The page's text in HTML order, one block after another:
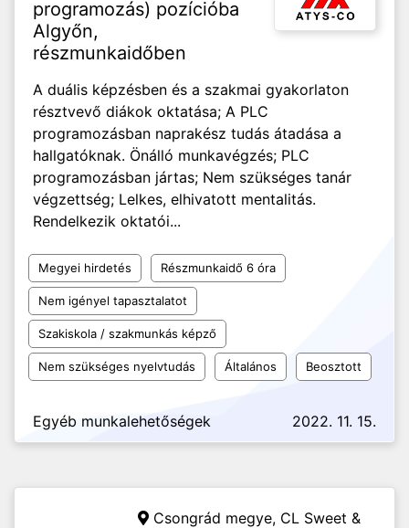
programozás) pozícióba
Algyőn,
részmunkaidőben
A duális képzésben és a szakmai gyakorlaton
résztvevő diákok oktatása; A PLC
programozásban naprakész tudás átadása a
hallgatóknak. Önálló munkavégzés; PLC
programozásban jártas; Nem szükséges tanár
végzettség; Lelkes, elhivatott mentalitás.
Rendelkezik oktatói...
Megyei hirdetés Részmunkaidő 6 óra
Nem igényel tapasztalatot
Szakiskola / szakmunkás képző
Nem szükséges nyelvtudás Általános Beosztott
Egyéb munkalehetőségek 2022. 11. 15.
Csongrád megye, CL Sweet &